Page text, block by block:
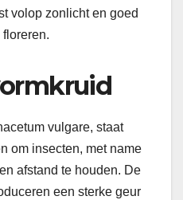
volop zonlicht en goed
vulgare, staat
om insecten, met name
afstand te houden. De
een sterke geur